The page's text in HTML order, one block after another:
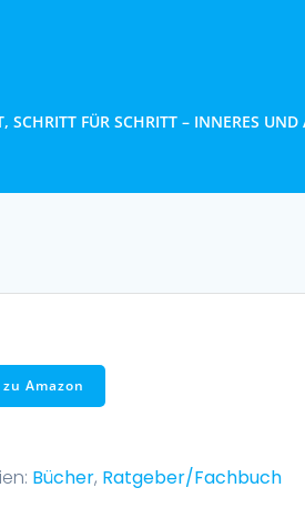
FÜR SCHRITT – INNERES UND
Amazon
Bücher, Ratgeber/Fachbuch